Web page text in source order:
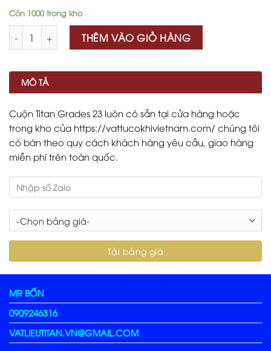
Còn 1000 trong kho
THÊM VÀO GIỎ HÀNG
MÔ TẢ
Cuộn Titan Grades 23 luôn có sẵn tại cửa hàng hoặc
trong kho của https://vattucokhivietnam.com/ chúng tôi
có bán theo quy cách khách hàng yêu cầu, giao hàng
miễn phí trên toàn quốc.
MR BỐN
0909246316
VATLIEUTITAN.VN@GMAIL.COM